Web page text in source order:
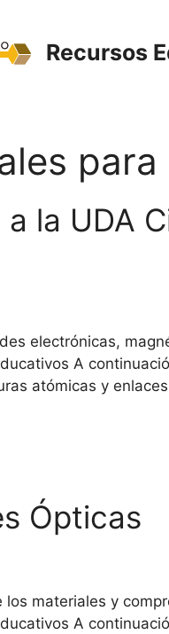
Recursos
la UDA
electrónicas,
A
atómicas y
Ópticas
materiales y
A